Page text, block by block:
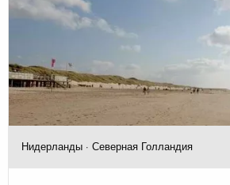
Нидерланды · Северная Голландия